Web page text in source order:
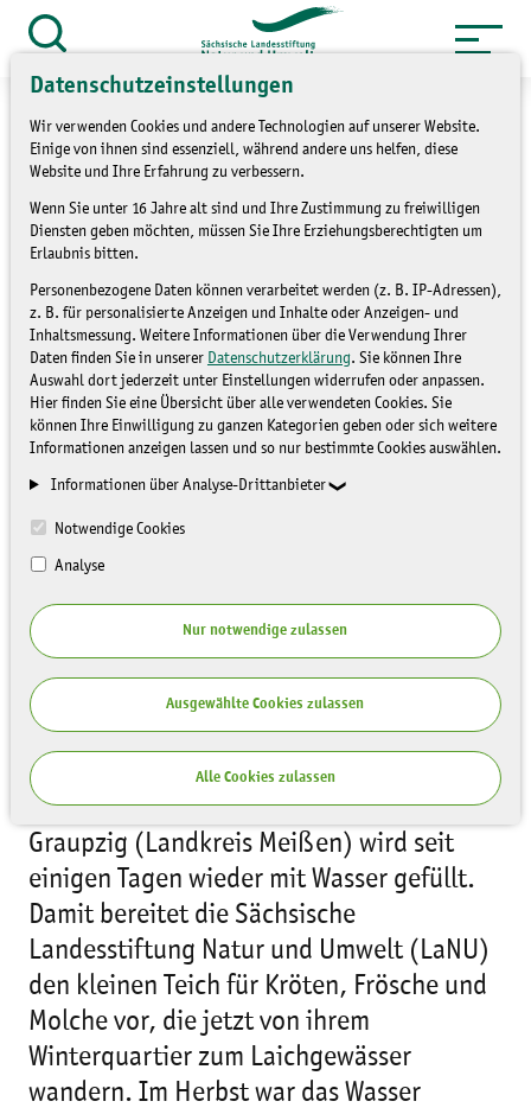
Datenschutzeinstellungen
Wir verwenden Cookies und andere Technologien auf unserer Website.
Einige von ihnen sind essenziell, während andere uns helfen, diese
Website und Ihre Erfahrung zu verbessern.
Wenn Sie unter 16 Jahre alt sind und Ihre Zustimmung zu freiwilligen
Diensten geben möchten, müssen Sie Ihre Erziehungsberechtigten um
Erlaubnis bitten.
Personenbezogene Daten können verarbeitet werden (z. B. IP-Adressen),
z. B. für personalisierte Anzeigen und Inhalte oder Anzeigen- und
Inhaltsmessung. Weitere Informationen über die Verwendung Ihrer
Daten finden Sie in unserer Datenschutzerklärung. Sie können Ihre
Auswahl dort jederzeit unter Einstellungen widerrufen oder anpassen.
Hier finden Sie eine Übersicht über alle verwendeten Cookies. Sie
können Ihre Einwilligung zu ganzen Kategorien geben oder sich weitere
Informationen anzeigen lassen und so nur bestimmte Cookies auswählen.
Informationen über Analyse-Drittanbieter
Notwendige Cookies
Analyse
Nur notwendige zulassen
Ausgewählte Cookies zulassen
Alle Cookies zulassen
Zum
Inhalt
springen
öffnen
Service » Presse und Medien
» Pressemitteilungen
Burgstädtel-Teich wird als
Amphibien-Laichgewässer
entwickelt
PRESSEMITTEILUNGEN
Der Burgstädtel-Teich am Ortsrand von
Graupzig (Landkreis Meißen) wird seit
einigen Tagen wieder mit Wasser gefüllt.
Damit bereitet die Sächsische
Landesstiftung Natur und Umwelt (LaNU)
den kleinen Teich für Kröten, Frösche und
Molche vor, die jetzt von ihrem
Winterquartier zum Laichgewässer
wandern. Im Herbst war das Wasser